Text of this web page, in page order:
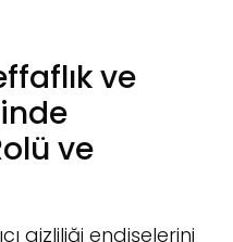
ve
ve
gizliliği endişelerini